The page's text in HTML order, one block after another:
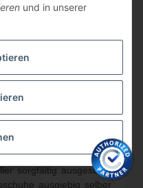
sorgfältig ausgesucht
ausgiebig selber
und in unserer